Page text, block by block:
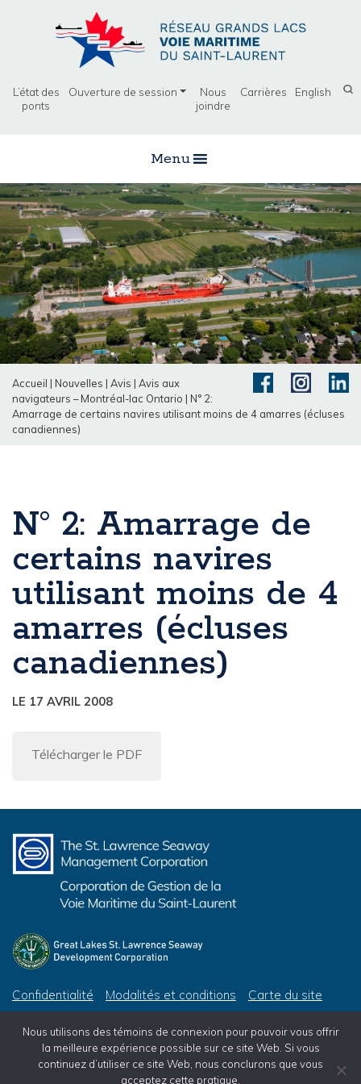
L’état des
ponts
Ouverture de session
Nous
joindre
Carrières English
Menu
Accueil | Nouvelles | Avis | Avis aux
navigateurs – Montréal-lac Ontario | N° 2:
Amarrage de certains navires utilisant moins de 4 amarres (écluses
canadiennes)
N° 2: Amarrage de
certains navires
utilisant moins de 4
amarres (écluses
canadiennes)
LE 17 AVRIL 2008
Télécharger le PDF
Confidentialité Modalités et conditions Carte du site
© 2026 Great Lakes St. Lawrence Seaway Development Corporation, All Rights Reserved
Nous utilisons des témoins de connexion pour pouvoir vous offrir
la meilleure expérience possible sur ce site Web. Si vous
continuez d’utiliser ce site Web, nous conclurons que vous
acceptez cette pratique.